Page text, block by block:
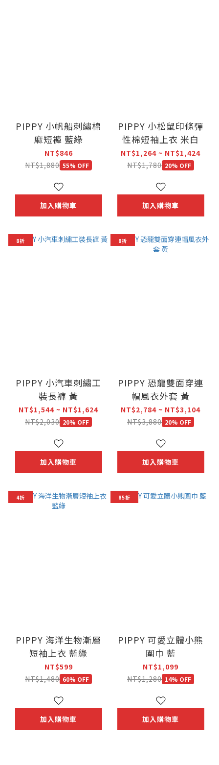
PIPPY 小帆船刺繡棉
麻短褲 藍綠
NT$846
NT$1,880 55% OFF
加入購物車
PIPPY 小松鼠印條彈
性棉短袖上衣 米白
NT$1,264 ~ NT$1,424
NT$1,780 20% OFF
加入購物車
8折
PIPPY 小汽車刺繡工
裝長褲 黃
NT$1,544 ~ NT$1,624
NT$2,030 20% OFF
加入購物車
8折
PIPPY 恐龍雙面穿連
帽風衣外套 黃
NT$2,784 ~ NT$3,104
NT$3,880 20% OFF
加入購物車
4折
PIPPY 海洋生物漸層
短袖上衣 藍綠
NT$599
NT$1,480 60% OFF
加入購物車
85折
PIPPY 可愛立體小熊
圍巾 藍
NT$1,099
NT$1,280 14% OFF
加入購物車